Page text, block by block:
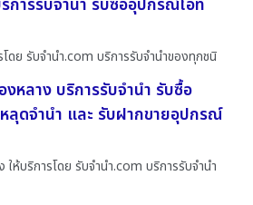
โดย รับจํานํา.com บริการรับจำนำของทุกชนิ
หลาง บริการรับจำนำ รับซื้อ
ลุดจำนำ และ รับฝากขายอุปกรณ์
ห้บริการโดย รับจํานํา.com บริการรับจำนำ